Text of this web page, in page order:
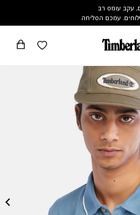
עקב עומס רב
עמכם הסליחה